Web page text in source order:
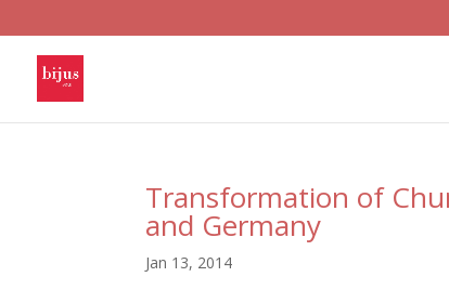
Transformation of
and Germany
Jan 13, 2014